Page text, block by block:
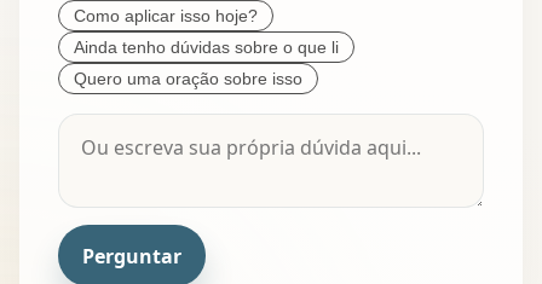
Como aplicar isso hoje?
Ainda tenho dúvidas sobre o que li
Quero uma oração sobre isso
Perguntar